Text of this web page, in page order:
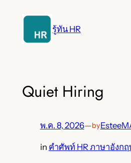
รู้ทัน HR
Quiet Hiring
พ.ค. 8, 2026—by
in คำศัพท์ HR ภาษาอังก